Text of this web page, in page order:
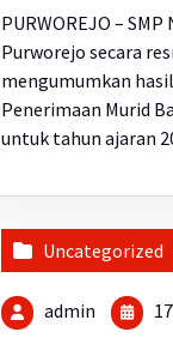
PURWOREJO – SMP
Purworejo secara
mengumumkan
Penerimaan Murid
untuk tahun ajaran
Uncategorized
admin